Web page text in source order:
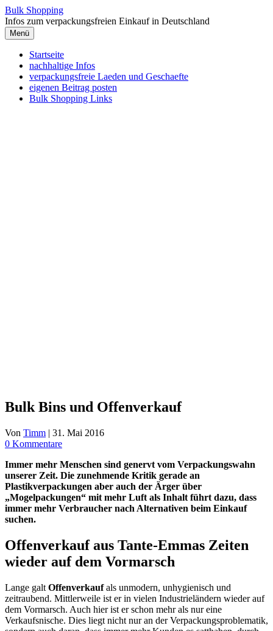
Zum
Inhalt
springen
Bulk Shopping
Infos zum verpackungsfreien Einkauf in Deutschland
Menü
Startseite
nachhaltige Infos
verpackungsfreie Laeden und Geschaefte
eigenen Beitrag posten
Bulk Shopping Links
Bulk Bins und Offenverkauf
Von Timm | 31. Mai 2016
0 Kommentare
Immer mehr Menschen sind genervt vom Verpackungswahn
unserer Zeit. Die zunehmende Kritik gerade an
Plastikverpackungen aber auch der Ärger über
„Mogelpackungen“ mit mehr Luft als Inhalt führt dazu, dass
immer mehr Verbraucher nach Alternativen beim Einkauf
suchen.
Offenverkauf aus Tante-Emmas Zeiten
wieder auf dem Vormarsch
Lange galt Offenverkaufals unmodern, unhygienisch und
zeitraubend. Mittlerweile ist er in vielen Industrieländern wieder auf
dem Vormarsch. Auch hier ist er schon mehr als nur eine
Verkaufsnische. Dies liegt nicht nur an der Verpackungsproblematik,